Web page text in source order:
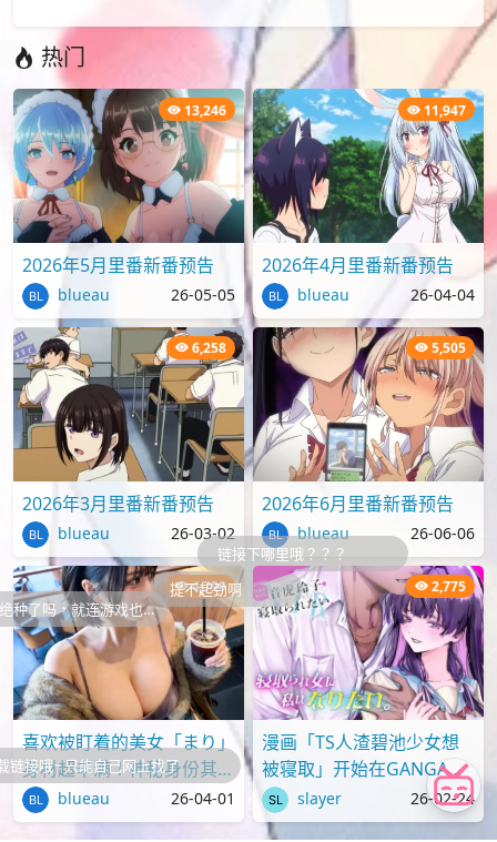
热门
13,246
2026年5月里番新番预告
blueau 26-05-05
11,947
2026年4月里番新番预告
blueau 26-04-04
6,258
2026年3月里番新番预告
blueau 26-03-02
5,505
2026年6月里番新番预告
blueau 26-06-06
4,799
喜欢被盯着的美女「まり」
身材超丰满！神秘身份其实
才刚满18岁？
blueau 26-04-01
2,775
漫画「TS人渣碧池少女想
被寝取」开始在GANGAN
ONLINE上连载
slayer 26-02-24
自己网上找了
链接下哪里哦？？？
连游戏也…
提不起劲啊